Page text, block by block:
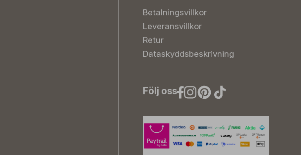
Betalningsvillkor
Leveransvillkor
Retur
Dataskyddsbeskrivning
Följ oss